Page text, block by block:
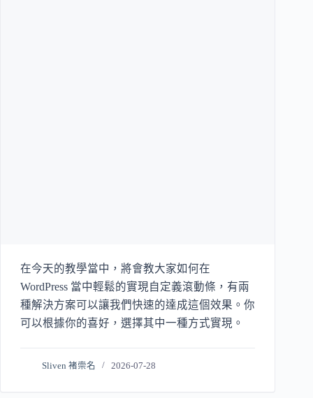
在今天的教學當中，將會教大家如何在
WordPress 當中輕鬆的實現自定義滾動條，有兩
種解決方案可以讓我們快速的達成這個效果。你
可以根據你的喜好，選擇其中一種方式實現。
Sliven 褚崇名 2026-07-28